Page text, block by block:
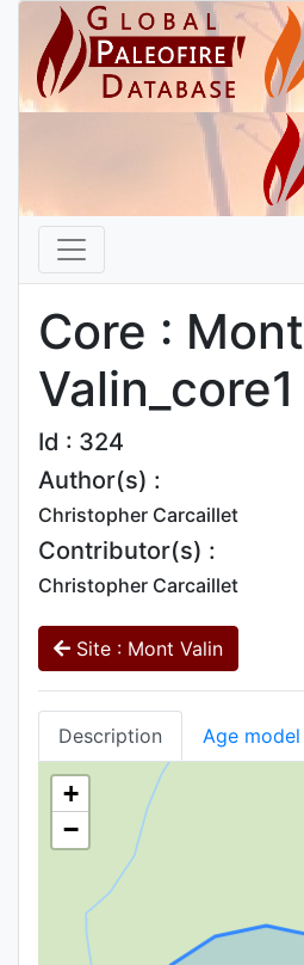
Core : Mont
Valin_core1
Id : 324
Author(s) :
Christopher Carcaillet
Contributor(s) :
Christopher Carcaillet
Site : Mont Valin
Description Age model
+
−